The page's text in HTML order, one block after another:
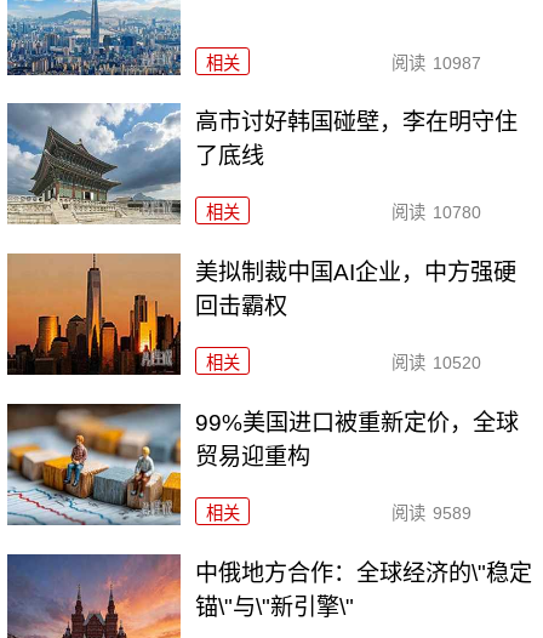
相关 阅读 10987
高市讨好韩国碰壁，李在明守住
了底线
相关 阅读 10780
美拟制裁中国AI企业，中方强硬
回击霸权
相关 阅读 10520
99%美国进口被重新定价，全球
贸易迎重构
相关 阅读 9589
中俄地方合作：全球经济的\"稳定
锚\"与\"新引擎\"